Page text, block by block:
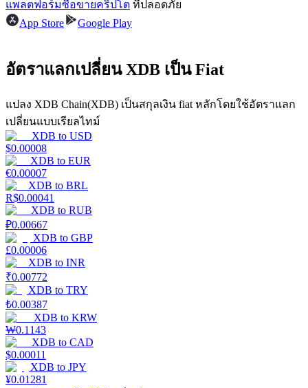
รับรางวัลการแข่งขันทุกวัน
การปักหลัก
ผลตอบแทนสูงและเข้าถึงได้ทันที
Launchpool
การเซ้งแบบยืดหยุ่นเพื่อรับโทเคนยอดนิยม
แพลตฟอร์มซื้อขายคริปโต ที่ปลอดภัย
App Store
Google Play
อัตราแลกเปลี่ยน XDB เป็น Fiat
แปลง XDB Chain(XDB) เป็นสกุลเงิน fiat หลักโดยใช้อัตราแลก
เปลี่ยนแบบเรียลไทม์
XDB to USD
$0.00008
XDB to EUR
€0.00007
XDB to BRL
R$0.00041
XDB to RUB
₽0.00667
XDB to GBP
£0.00006
XDB to INR
₹0.00772
XDB to TRY
₺0.00387
XDB to KRW
₩0.1143
XDB to CAD
$0.00011
XDB to JPY
¥0.01281